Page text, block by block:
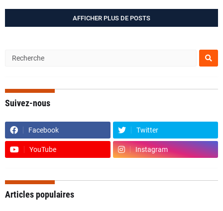
AFFICHER PLUS DE POSTS
Suivez-nous
Facebook Twitter
YouTube Instagram
Articles populaires